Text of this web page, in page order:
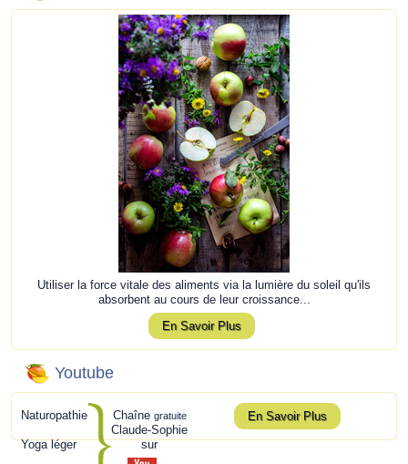
Utiliser la force vitale des aliments via la lumière du soleil qu'ils
absorbent au cours de leur croissance...
En Savoir Plus
Youtube
Naturopathie
Yoga léger
Chaîne gratuite
Claude-Sophie
sur
En Savoir Plus